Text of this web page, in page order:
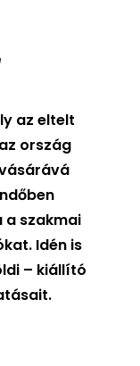
az eltelt
ország
a szakmai
Idén is
– kiállító